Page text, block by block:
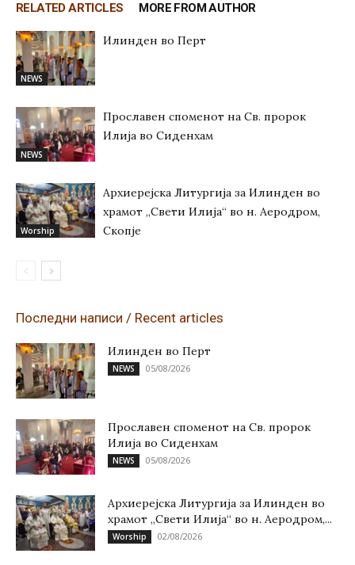
RELATED ARTICLES MORE FROM AUTHOR
NEWS
Илинден во Перт
NEWS
Прославен споменот на Св. пророк
Илија во Сиденхам
Worship
Архиерејска Литургија за Илинден во
храмот „Свети Илија“ во н. Аеродром,
Скопје
Последни написи / Recent articles
Илинден во Перт
NEWS 05/08/2026
Прославен споменот на Св. пророк
Илија во Сиденхам
NEWS 05/08/2026
Архиерејска Литургија за Илинден во
храмот „Свети Илија“ во н. Аеродром,...
Worship 02/08/2026